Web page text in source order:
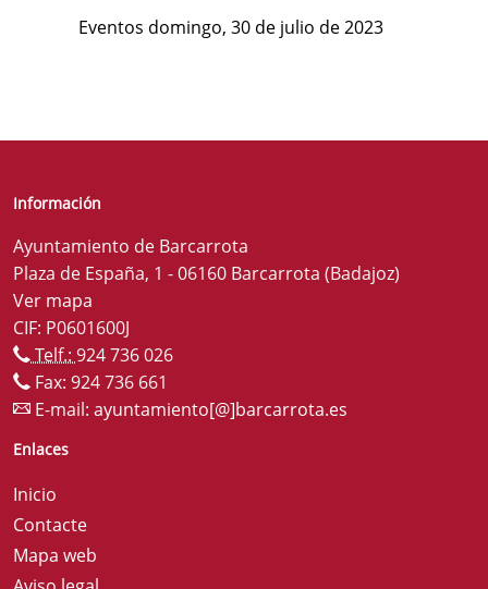
Eventos domingo, 30 de julio de 2023
Información
Ayuntamiento de Barcarrota
Plaza de España, 1 - 06160 Barcarrota (Badajoz)
Ver mapa
CIF: P0601600J
Telf.: 924 736 026
Fax: 924 736 661
E-mail: ayuntamiento[@]barcarrota.es
Enlaces
Inicio
Contacte
Mapa web